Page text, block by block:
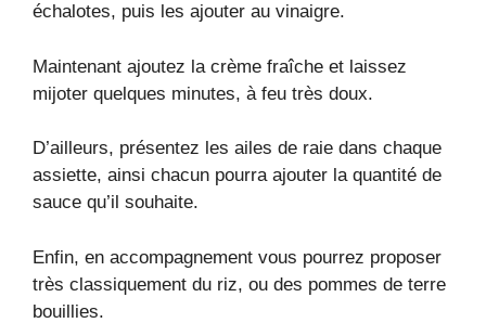
échalotes, puis les ajouter au vinaigre.
Maintenant ajoutez la crème fraîche et laissez
mijoter quelques minutes, à feu très doux.
D’ailleurs, présentez les ailes de raie dans chaque
assiette, ainsi chacun pourra ajouter la quantité de
sauce qu’il souhaite.
Enfin, en accompagnement vous pourrez proposer
très classiquement du riz, ou des pommes de terre
bouillies.